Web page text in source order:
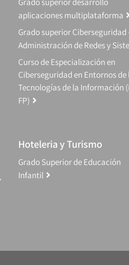
aplicaciones multiplataforma
Grado superior Ciberseguridad
Administración de Redes y
Curso de Especialización en
Ciberseguridad en Entornos de
Tecnologías de la Información
FP)
Hoteleria y Turismo
Grado Superior de Educación
Infantil